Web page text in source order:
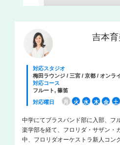
吉本育
対応スタジオ
梅田ラウンジ / 三宮 / 京都 / オンラ
対応コース
フルート, 篠笛
対応曜日
月 火 水 木 金 土
中学にてブラスバンド部に入部、フ
楽学部を経て、フロリダ・サザン・
中、フロリダオーケストラ新人コン